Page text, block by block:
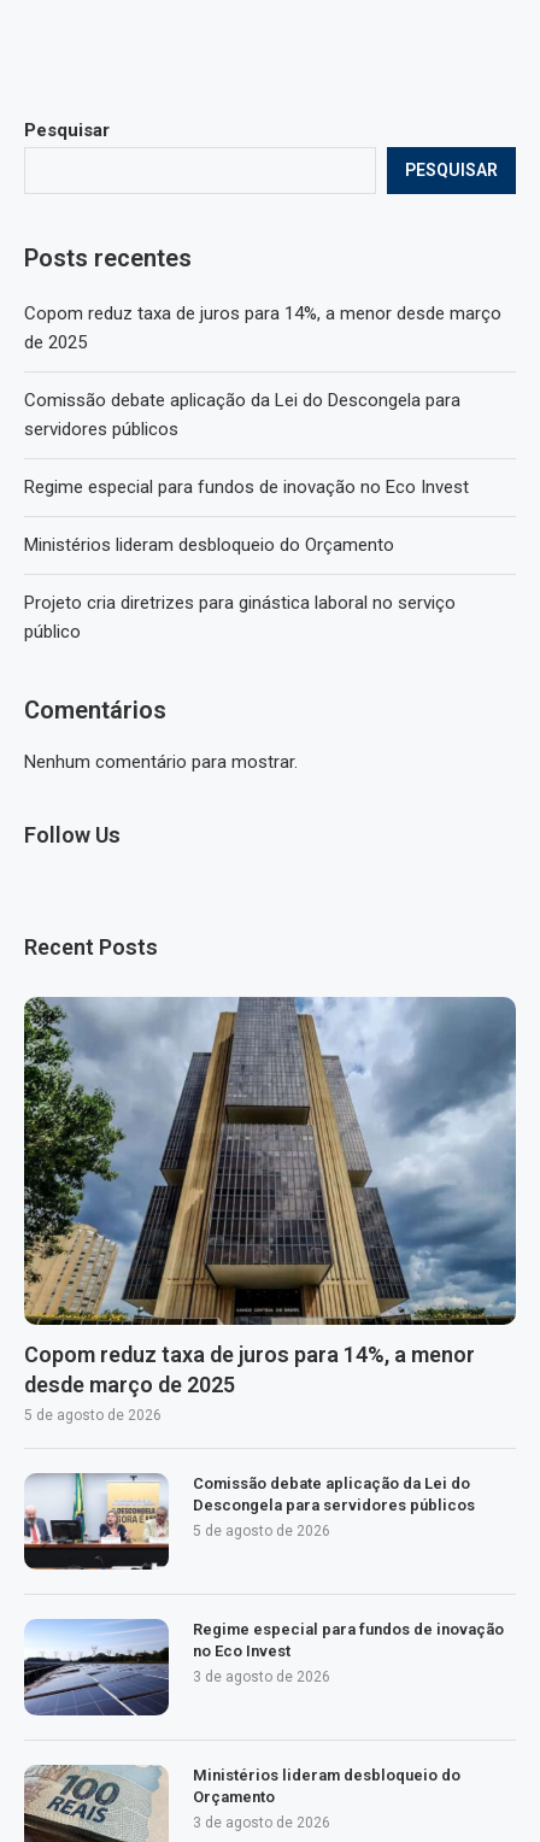
Pesquisar
PESQUISAR
Posts recentes
Copom reduz taxa de juros para 14%, a menor desde março
de 2025
Comissão debate aplicação da Lei do Descongela para
servidores públicos
Regime especial para fundos de inovação no Eco Invest
Ministérios lideram desbloqueio do Orçamento
Projeto cria diretrizes para ginástica laboral no serviço
público
Comentários
Nenhum comentário para mostrar.
Follow Us
Recent Posts
Copom reduz taxa de juros para 14%, a menor
desde março de 2025
5 de agosto de 2026
Comissão debate aplicação da Lei do
Descongela para servidores públicos
5 de agosto de 2026
Regime especial para fundos de inovação
no Eco Invest
3 de agosto de 2026
Ministérios lideram desbloqueio do
Orçamento
3 de agosto de 2026